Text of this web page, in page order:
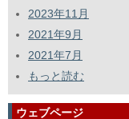
2023年11月
2021年9月
2021年7月
もっと読む
ウェブページ